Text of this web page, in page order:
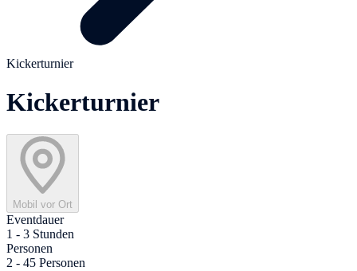
Kickerturnier
Kickerturnier
Mobil vor Ort
Eventdauer
1 - 3 Stunden
Personen
2 - 45 Personen